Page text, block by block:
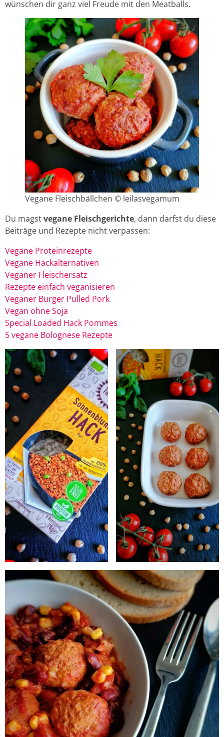
wünschen dir ganz viel Freude mit den Meatballs.
Vegane Fleischbällchen © leilasvegamum
Du magstvegane Fleischgerichte, dann darfst du diese
Beiträge und Rezepte nicht verpassen:
Vegane Proteinrezepte
Vegane Hackalternativen
Veganer Fleischersatz
Rezepte einfach veganisieren
Veganer Burger Pulled Pork
Vegan ohne Soja
Special Loaded Hack Pommes
5 vegane Bolognese Rezepte